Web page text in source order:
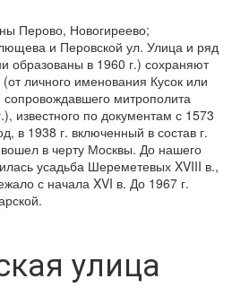
Перово, Новогиреево;
и Перовской ул. Улица и ряд
образованы в 1960 г.) сохраняют
личного именования Кусок или
сопровождавшего митрополита
известного по документам с 1573
в 1938 г. включенный в состав г.
в черту Москвы. До нашего
усадьба Шереметевых XVIII в.,
с начала XVI в. До 1967 г.
улица